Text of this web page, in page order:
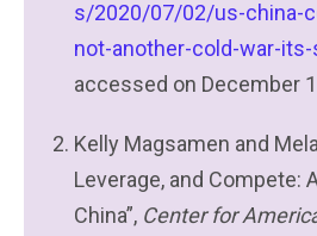
s/2020/07/02/us-china-
not-another-cold-war-
accessed on December
Kelly Magsamen and
Leverage, and Compete:
China”, Center for